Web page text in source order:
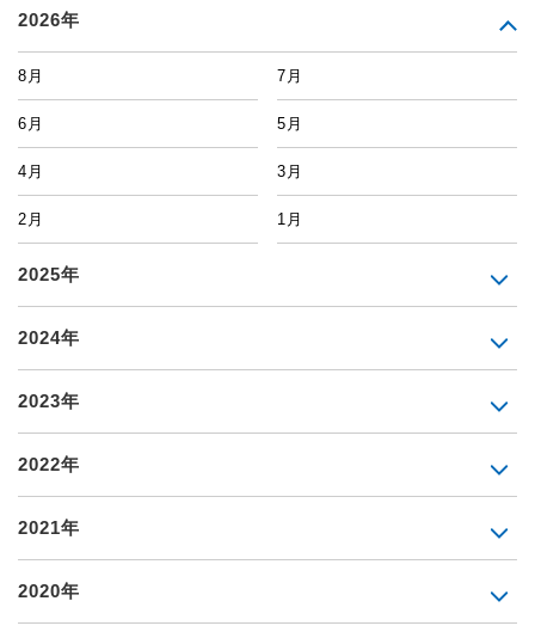
2026年
8月 7月
6月 5月
4月 3月
2月 1月
2025年
2024年
2023年
2022年
2021年
2020年